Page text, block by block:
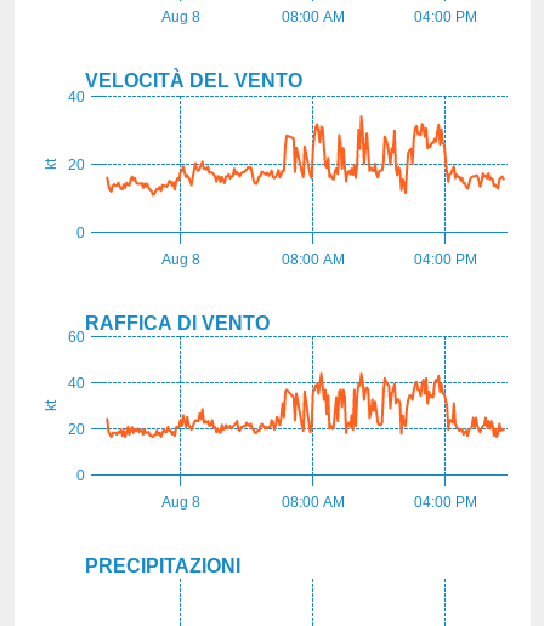
Aug 8 08:00 AM 04:00 PM
kt
VELOCITÀ DEL VENTO
Aug 8 08:00 AM 04:00 PM
0
20
40
kt
RAFFICA DI VENTO
Aug 8 08:00 AM 04:00 PM
0
20
40
60
PRECIPITAZIONI